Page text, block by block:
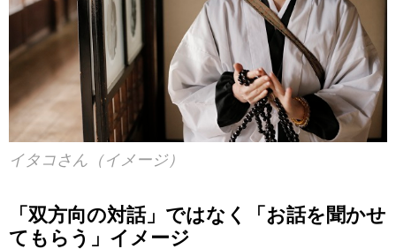
イタコさん（イメージ）
「双方向の対話」ではなく「お話を聞かせ
てもらう」イメージ